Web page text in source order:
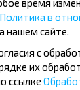
Политика в
нашем сайте.
с
их
ссылке